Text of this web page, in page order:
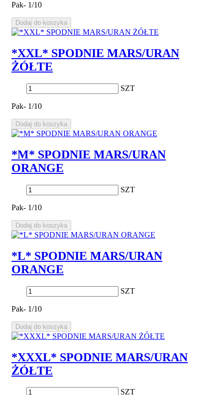
Pak- 1/10
Dodaj do koszyka
*XXL* SPODNIE MARS/URAN
ŻÓŁTE
SZT
Pak- 1/10
Dodaj do koszyka
*M* SPODNIE MARS/URAN
ORANGE
SZT
Pak- 1/10
Dodaj do koszyka
*L* SPODNIE MARS/URAN
ORANGE
SZT
Pak- 1/10
Dodaj do koszyka
*XXXL* SPODNIE MARS/URAN
ŻÓŁTE
SZT